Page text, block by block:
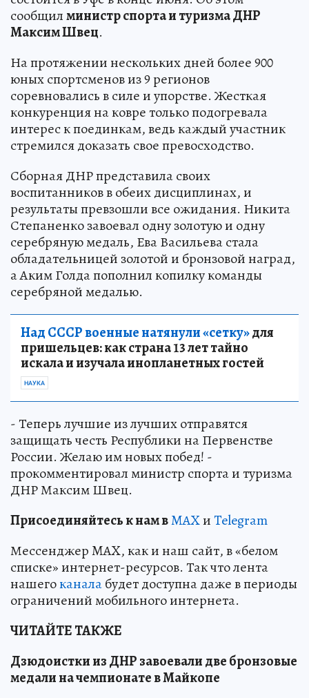
сообщилминистр спорта и туризма ДНР
Максим Швец.
На протяжении нескольких дней более 900
юных спортсменов из 9 регионов
соревновались в силе и упорстве. Жесткая
конкуренция на ковре только подогревала
интерес к поединкам, ведь каждый участник
стремился доказать свое превосходство.
Сборная ДНР представила своих
воспитанников в обеих дисциплинах, и
результаты превзошли все ожидания. Никита
Степаненко завоевал одну золотую и одну
серебряную медаль, Ева Васильева стала
обладательницей золотой и бронзовой наград,
а Аким Голда пополнил копилку команды
серебряной медалью.
Над СССР военные натянули «сетку»для
пришельцев: как страна 13 лет тайно
искала и изучала инопланетных гостей
НАУКА
- Теперь лучшие из лучших отправятся
защищать честь Республики на Первенстве
России. Желаю им новых побед! -
прокомментировал министр спорта и туризма
ДНР Максим Швец.
Присоединяйтесь к нам вMAXиTelegram
Мессенджер MAX, как и наш сайт, в «белом
списке» интернет-ресурсов. Так что лента
нашегоканалабудет доступна даже в периоды
ограничений мобильного интернета.
ЧИТАЙТЕ ТАКЖЕ
Дзюдоистки из ДНР завоевали две бронзовые
медали на чемпионате в Майкопе